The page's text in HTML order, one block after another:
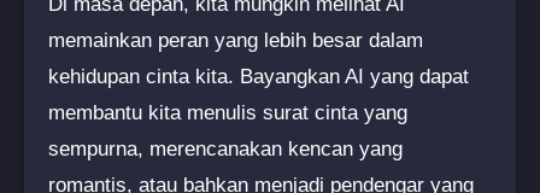
memainkan peran yang lebih besar dalam
kehidupan cinta kita. Bayangkan AI yang dapat
membantu kita menulis surat cinta yang
sempurna, merencanakan kencan yang
romantis, atau bahkan menjadi pendengar yang